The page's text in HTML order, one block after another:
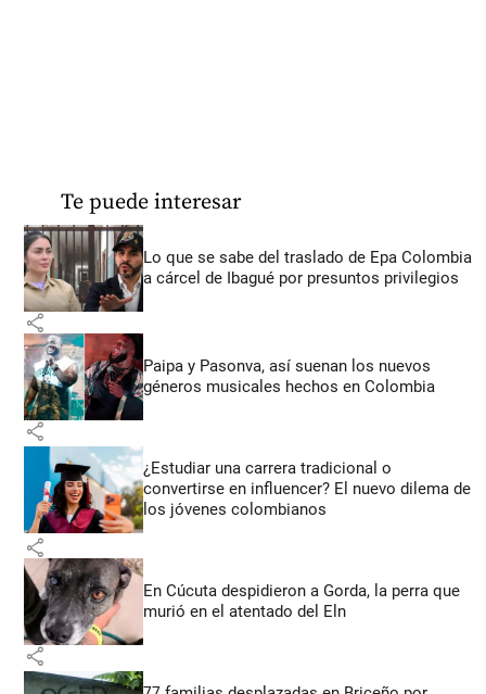
Te puede interesar
Lo que se sabe del traslado de Epa Colombia
a cárcel de Ibagué por presuntos privilegios
share
Paipa y Pasonva, así suenan los nuevos
géneros musicales hechos en Colombia
share
¿Estudiar una carrera tradicional o
convertirse en influencer? El nuevo dilema de
los jóvenes colombianos
share
En Cúcuta despidieron a Gorda, la perra que
murió en el atentado del Eln
share